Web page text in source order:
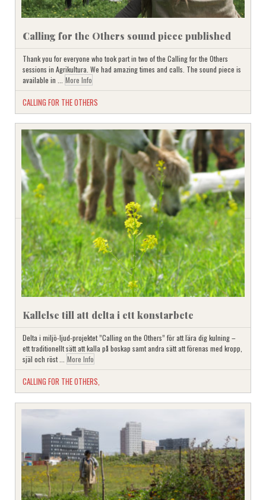
Calling for the Others sound piece published
Thank you for everyone who took part in two of the Calling for the Others
sessions in Agrikultura. We had amazing times and calls. The sound piece is
available in ... More Info
CALLING FOR THE OTHERS
Kallelse till att delta i ett konstarbete
Delta i miljö-ljud-projektet ”Calling on the Others” för att lära dig kulning –
ett traditionellt sätt att kalla på boskap samt andra sätt att förenas med kropp,
själ och röst ... More Info
CALLING FOR THE OTHERS,